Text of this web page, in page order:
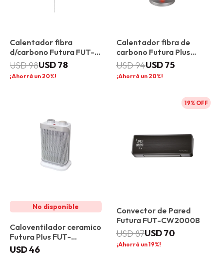
Calentador fibra
d/carbono Futura FUT-
CFC1500USD78
USD98
20
Calentador fibra de
carbono Futura Plus
FUT-CFC150
USD75
USD94
20
Caloventilador ceramico
Futura Plus FUT-
CVC0587
USD46
19
Convector de Pared
Futura FUT-CW2000B
USD70
USD87
19